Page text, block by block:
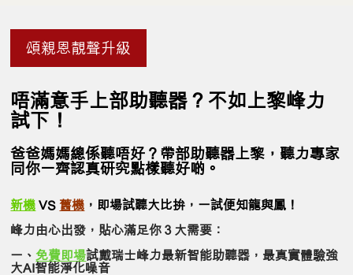
頌親恩靚聲升級
唔滿意手上部助聽器？不如上黎峰力
試下！
爸爸媽媽總係聽唔好？帶部助聽器上黎，聽力專家
同你一齊認真研究點樣聽好啲。
新機 VS舊機 ，即場試聽大比拚，一試便知龍與鳳！
峰力由心出發，貼心滿足你３大需要：
一、免費即場試戴瑞士峰力最新智能助聽器，最真實體驗強
大AI智能淨化噪音